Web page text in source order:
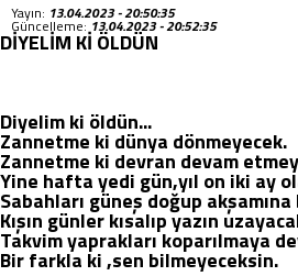
Yayın: 13.04.2023 - 20:50:35
Güncelleme:13.04.2023 - 20:52:35
DİYELİM Kİ ÖLDÜN
Diyelim ki öldün...
Zannetme ki dünya dönmeyecek.
Zannetme ki devran devam
Yine hafta yedi gün,yıl on iki ay
Sabahları güneş doğup
Kışın günler kısalıp yazın
Takvim yaprakları koparılmaya
Bir farkla ki ,sen bilmeyeceksin.